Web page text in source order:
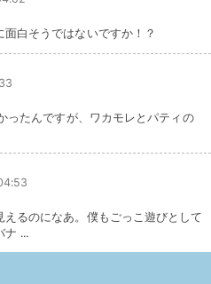
白そうではないですか！？
ったんですが、ワカモレとパティの
るのになあ。僕もごっこ遊びとして
ナ ...